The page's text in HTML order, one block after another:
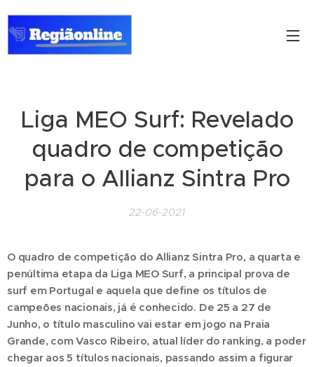
Liga MEO Surf: Revelado
quadro de competição
para o Allianz Sintra Pro
22-06-2021
O quadro de competição do Allianz Sintra Pro, a quarta e
penúltima etapa da Liga MEO Surf, a principal prova de
surf em Portugal e aquela que define os títulos de
campeões nacionais, já é conhecido. De 25 a 27 de
Junho, o título masculino vai estar em jogo na Praia
Grande, com Vasco Ribeiro, atual líder do ranking, a poder
chegar aos 5 títulos nacionais, passando assim a figurar